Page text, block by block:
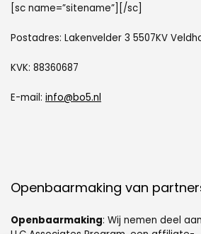
[sc name=”sitename”][/sc]
Postadres: Lakenvelder 3 5507KV
KVK: 88360687
E-mail: info@bo5.nl
Openbaarmaking van
Openbaarmaking: Wij nemen deel